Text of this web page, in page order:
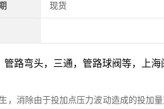
现货
路弯头，三通，管路球阀等，上
，消除由于投加点压力波动造成的投加